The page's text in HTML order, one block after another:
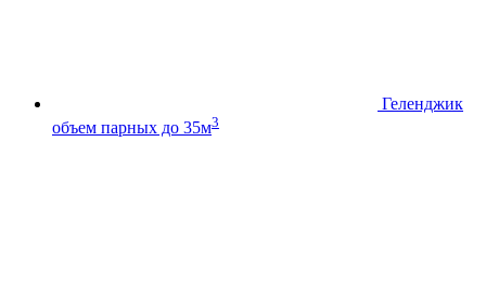
Геленджик
объем парных до 35м3